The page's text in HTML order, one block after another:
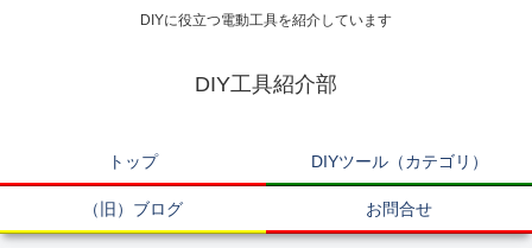
DIYに役立つ電動工具を紹介しています
DIY工具紹介部
トップ DIYツール（カテゴリ）
（旧）ブログ お問合せ